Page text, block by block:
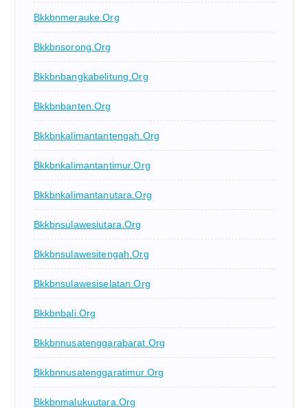
Bkkbnmerauke.org
Bkkbnsorong.org
Bkkbnbangkabelitung.org
Bkkbnbanten.org
Bkkbnkalimantantengah.org
Bkkbnkalimantantimur.org
Bkkbnkalimantanutara.org
Bkkbnsulawesiutara.org
Bkkbnsulawesitengah.org
Bkkbnsulawesiselatan.org
Bkkbnbali.org
Bkkbnnusatenggarabarat.org
Bkkbnnusatenggaratimur.org
Bkkbnmalukuutara.org